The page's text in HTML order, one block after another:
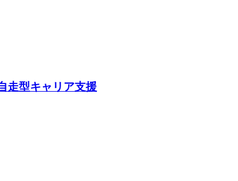
走型キャリア支援